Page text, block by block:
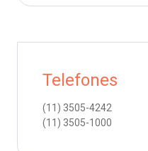
Telefones
(11) 3505-4242
(11) 3505-1000